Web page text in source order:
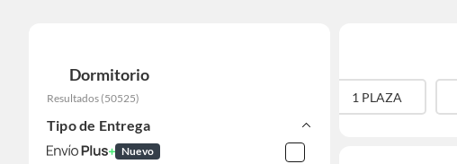
Dormitorio
Resultados (50525)
Tipo de Entrega
Nuevo
1 PLAZA